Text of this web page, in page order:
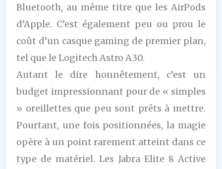
Bluetooth, au même titre que les AirPods
d’Apple. C’est également peu ou prou le
coût d’un casque gaming de premier plan,
tel que le Logitech Astro A30.
Autant le dire honnêtement, c’est un
budget impressionnant pour de « simples
» oreillettes que peu sont prêts à mettre.
Pourtant, une fois positionnées, la magie
opère à un point rarement atteint dans ce
type de matériel. Les Jabra Elite 8 Active